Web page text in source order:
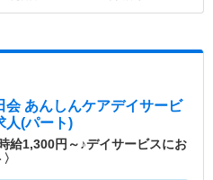
あんしんケアデイサービ
人(パート)
給1,300円～♪デイサービスにお